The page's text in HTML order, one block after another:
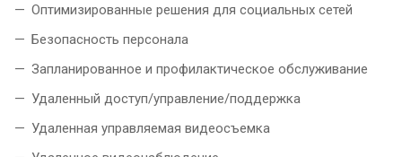
Оптимизированные решения для социальных сетей
Безопасность персонала
Запланированное и профилактическое обслуживание
Удаленный доступ/управление/поддержка
Удаленная управляемая видеосъемка